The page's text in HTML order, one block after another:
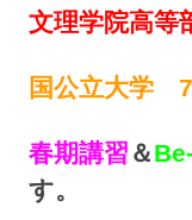
文理学院高等
国公立大学
春期講習 ＆
す。